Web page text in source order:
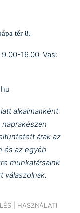
tér 8.
16.00, Vas:
alkalmanként
árak az
és az egyéb
munkatársaink
válaszolnak.
| HASZNÁLATI